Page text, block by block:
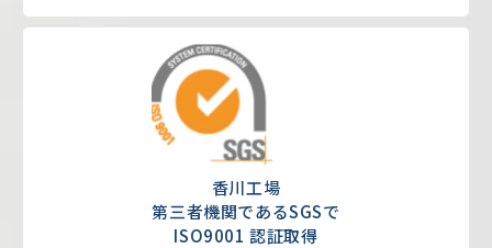
香川工場
第三者機関であるSGSで
ISO9001 認証取得